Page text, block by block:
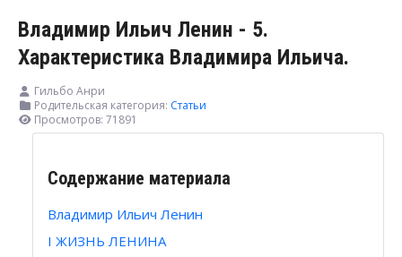
Владимир Ильич Ленин - 5.
Характеристика Владимира Ильича.
Гильбо Анри
Родительская категория: Статьи
Просмотров: 71891
Содержание материала
Владимир Ильич Ленин
I ЖИЗНЬ ЛЕНИНА